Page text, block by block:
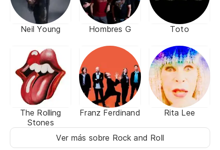
Neil Young Hombres G Toto
The Rolling
Stones
Franz Ferdinand Rita Lee
Ver más sobre Rock and Roll